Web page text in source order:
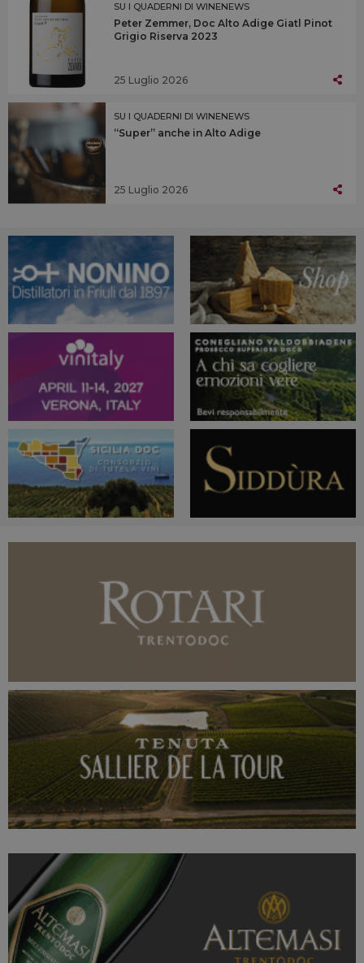
SU I QUADERNI DI WINENEWS
Peter Zemmer, Doc Alto Adige Giatl Pinot
Grigio Riserva 2023
25 Luglio 2026
SU I QUADERNI DI WINENEWS
“Super” anche in Alto Adige
25 Luglio 2026